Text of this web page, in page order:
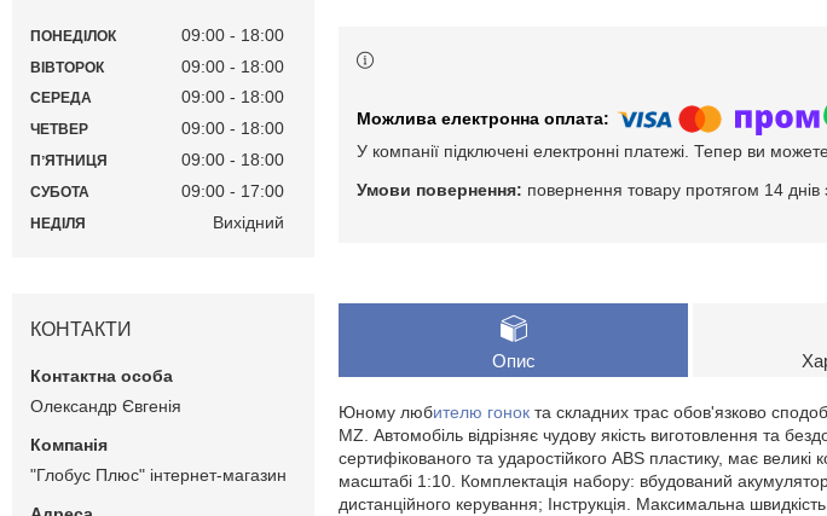
У компанії підключені електронні платежі. Тепер ви
повернення товару протягом 14 днів
Опис
Юному любителю гонок та складних трас обов'язково
MZ. Автомобіль відрізняє чудову якість виготовлення та
сертифікованого та ударостійкого ABS пластику, має
масштабі 1:10. Комплектація набору: вбудований
дистанційного керування; Інструкція. Максимальна
ПОНЕДІЛОК 09:00 18:00
ВІВТОРОК 09:00 18:00
СЕРЕДА 09:00 18:00
ЧЕТВЕР 09:00 18:00
ПʼЯТНИЦЯ 09:00 18:00
СУБОТА 09:00 17:00
НЕДІЛЯ Вихідний
КОНТАКТИ
Олександр Євгенія
"Глобус Плюс" інтернет-магазин